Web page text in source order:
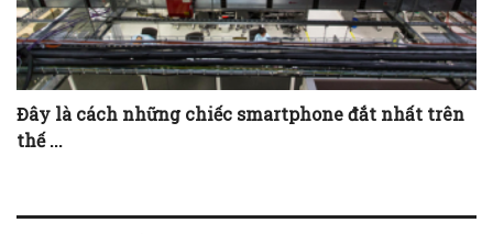
Đây là cách những chiếc smartphone đắt nhất trên
thế ...